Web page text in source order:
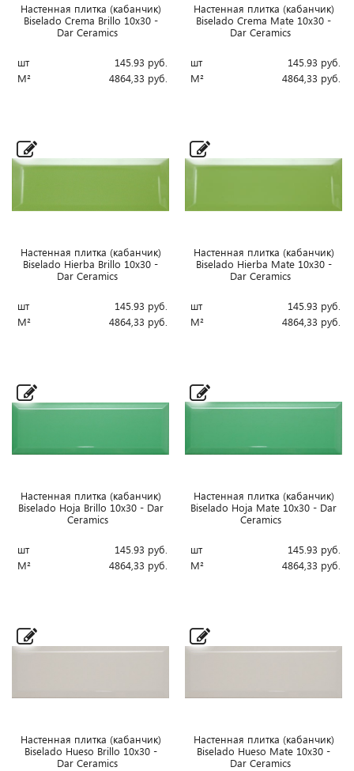
Настенная плитка (кабанчик)
Biselado Crema Brillo 10x30 -
Dar Ceramics
шт 145.93 руб.
М²
4864,33 руб.
Настенная плитка (кабанчик)
Biselado Crema Mate 10x30 -
Dar Ceramics
шт 145.93 руб.
М²
4864,33 руб.
Настенная плитка (кабанчик)
Biselado Hierba Brillo 10x30 -
Dar Ceramics
шт 145.93 руб.
М²
4864,33 руб.
Настенная плитка (кабанчик)
Biselado Hierba Mate 10x30 -
Dar Ceramics
шт 145.93 руб.
М²
4864,33 руб.
Настенная плитка (кабанчик)
Biselado Hoja Brillo 10x30 - Dar
Ceramics
шт 145.93 руб.
М²
4864,33 руб.
Настенная плитка (кабанчик)
Biselado Hoja Mate 10x30 - Dar
Ceramics
шт 145.93 руб.
М²
4864,33 руб.
Настенная плитка (кабанчик)
Biselado Hueso Brillo 10x30 -
Dar Ceramics
Настенная плитка (кабанчик)
Biselado Hueso Mate 10x30 -
Dar Ceramics